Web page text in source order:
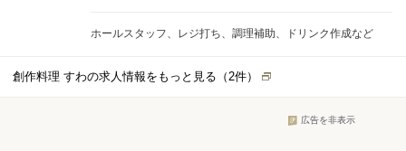
ホールスタッフ、レジ打ち、調理補助、ドリンク作成など
創作料理 すわの求人情報をもっと見る（2件）
広告を非表示